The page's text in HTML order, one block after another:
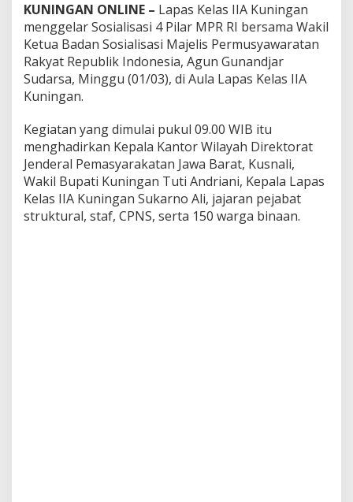
KUNINGAN ONLINE – Lapas Kelas IIA Kuningan
menggelar Sosialisasi 4 Pilar MPR RI bersama Wakil
Ketua Badan Sosialisasi Majelis Permusyawaratan
Rakyat Republik Indonesia, Agun Gunandjar
Sudarsa, Minggu (01/03), di Aula Lapas Kelas IIA
Kuningan.
Kegiatan yang dimulai pukul 09.00 WIB itu
menghadirkan Kepala Kantor Wilayah Direktorat
Jenderal Pemasyarakatan Jawa Barat, Kusnali,
Wakil Bupati Kuningan Tuti Andriani, Kepala Lapas
Kelas IIA Kuningan Sukarno Ali, jajaran pejabat
struktural, staf, CPNS, serta 150 warga binaan.